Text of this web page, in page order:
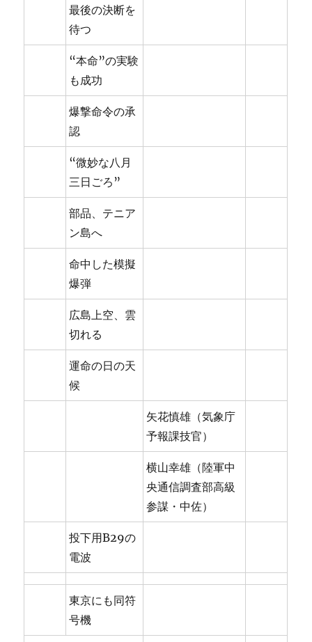
最後の決断を
待つ
“本命”の実験
も成功
爆撃命令の承
認
“微妙な八月
三日ごろ”
部品、テニア
ン島へ
命中した模擬
爆弾
広島上空、雲
切れる
運命の日の天
候
矢花慎雄（気象庁
予報課技官）
横山幸雄（陸軍中
央通信調査部高級
参謀・中佐）
投下用B29の
電波
東京にも同符
号機